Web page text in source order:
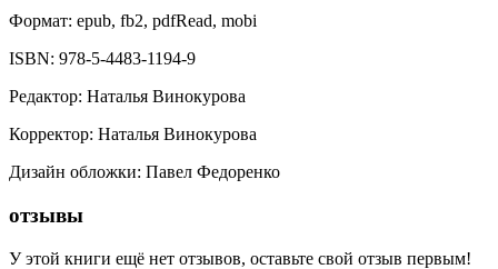
Формат: epub, fb2, pdfRead, mobi
ISBN: 978-5-4483-1194-9
Редактор: Наталья Винокурова
Корректор: Наталья Винокурова
Дизайн обложки: Павел Федоренко
отзывы
У этой книги ещё нет отзывов, оставьте свой отзыв первым!